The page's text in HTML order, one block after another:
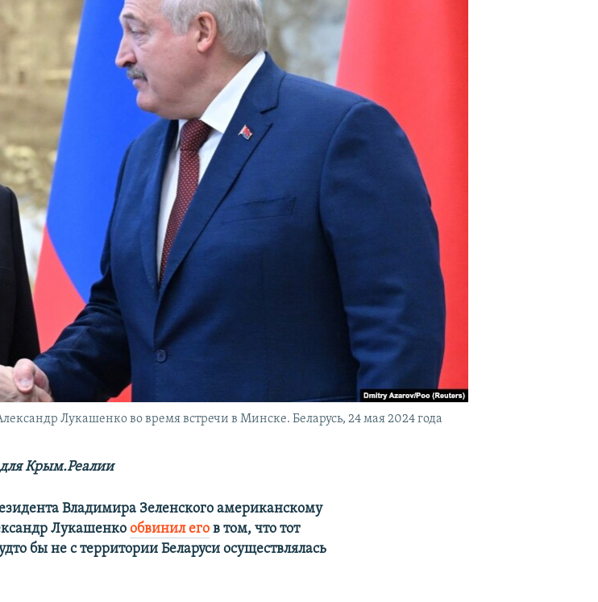
Лукашенко во время встречи в Минске. Беларусь, 24 мая 2024 года
Крым.Реалии
Владимира Зеленского американскому
Лукашенкообвинил его в том, что тот
бы не с территории Беларуси осуществлялась